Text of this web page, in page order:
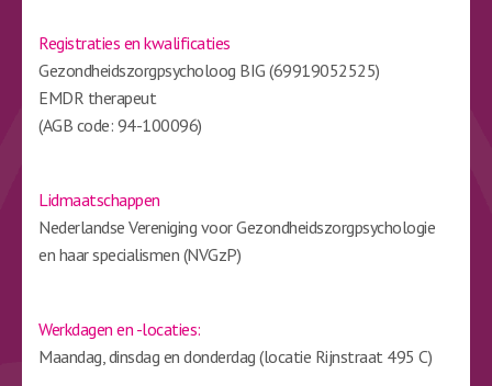
Registraties en kwalificaties
Gezondheidszorgpsycholoog BIG (69919052525)
EMDR therapeut
(AGB code: 94-100096)
Lidmaatschappen
Nederlandse Vereniging voor Gezondheidszorgpsychologie
en haar specialismen (NVGzP)
Werkdagen en -locaties:
Maandag, dinsdag en donderdag (locatie Rijnstraat 495 C)